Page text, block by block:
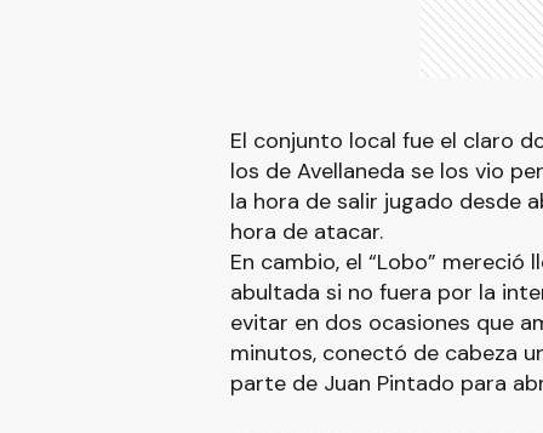
El conjunto local fue el claro
los de Avellaneda se los vio
la hora de salir jugado desde
hora de atacar.
En cambio, el “Lobo” mereció
abultada si no fuera por la
evitar en dos ocasiones que
minutos, conectó de cabeza
parte de Juan Pintado para